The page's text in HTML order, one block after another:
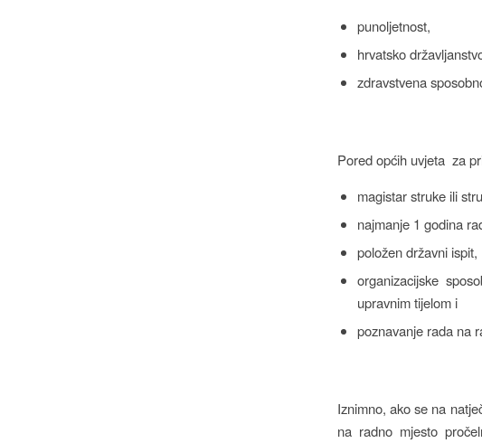
punoljetnost,
hrvatsko
zdravstvena
Pored općih uvjeta za
magistar struke ili
najmanje 1 godina
položen državni ispit,
organizacijske
upravnim tijelom i
poznavanje rada na
Iznimno, ako se na
na radno mjesto